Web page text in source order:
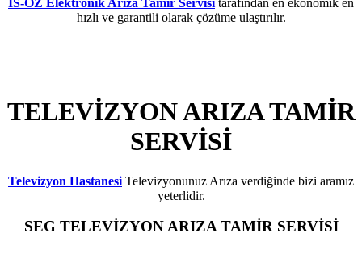
hızlı ve garantili olarak çözüme ulaştırılır.
TELEVİZYON ARIZA TAMİR
SERVİSİ
Televizyon Hastanesi Televizyonunuz Arıza verdiğinde bizi aramız
yeterlidir.
SEG TELEVİZYON ARIZA TAMİR SERVİSİ